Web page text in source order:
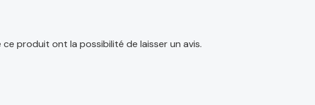
produit ont la possibilité de laisser un avis.